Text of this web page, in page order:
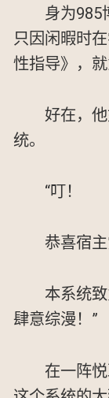
身为985
只因闲暇时
性指导》，
好在，
统。
“叮！
恭喜宿
本系统
肆意综漫！”
在一阵